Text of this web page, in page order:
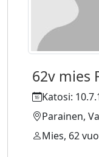
62v mies
Katosi:
Parainen,
Mies, 62